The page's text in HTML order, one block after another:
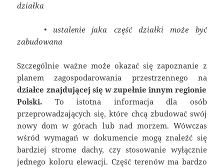
działka
• ustalenie jaka część działki może być
zabudowana
Szczególnie ważne może okazać się zapoznanie z
planem zagospodarowania przestrzennego na
działce znajdującej się w zupełnie innym regionie
Polski. To istotna informacja dla osób
przeprowadzających się, które chcą zbudować swój
nowy dom w górach lub nad morzem. Wówczas
wśród wymagań w dokumencie mogą znaleźć się
bardziej strome dachy, czy stosowanie wyłącznie
jednego koloru elewacji. Część terenów ma bardzo